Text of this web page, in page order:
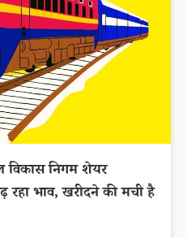
निगम शेयर
रहा भाव, खरीदने की मची है